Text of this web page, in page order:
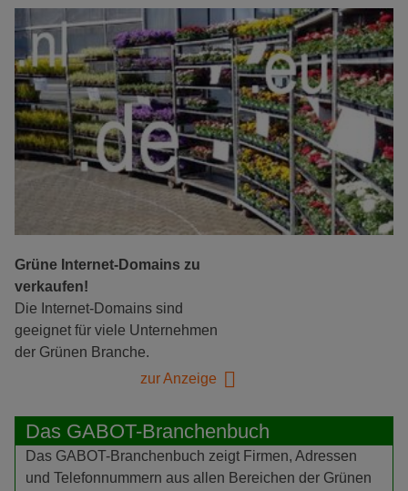
Grüne Internet-Domains zu
verkaufen!
Die Internet-Domains sind
geeignet für viele Unternehmen
der Grünen Branche.
zur Anzeige
Das GABOT-Branchenbuch
Das GABOT-Branchenbuch zeigt Firmen, Adressen
und Telefonnummern aus allen Bereichen der Grünen